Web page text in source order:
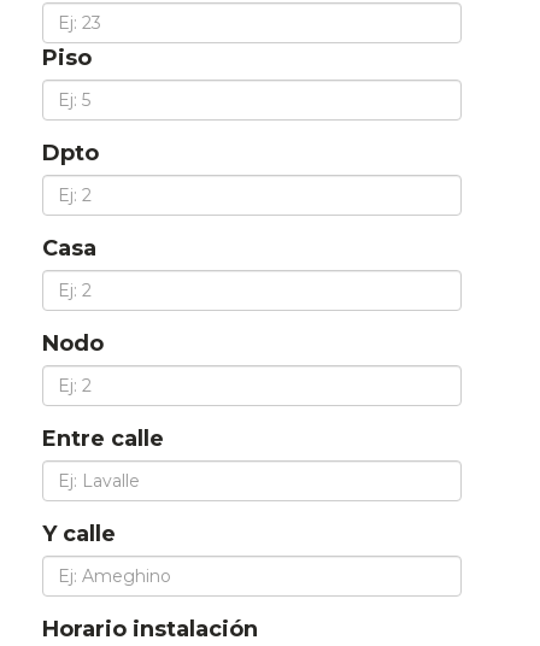
Piso
Dpto
Casa
Nodo
Entre calle
Y calle
Horario instalación